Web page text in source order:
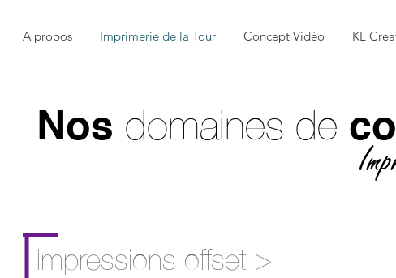
A propos Imprimerie de la Tour Concept Vidéo KL
Nos domaines de
Impressions offset >